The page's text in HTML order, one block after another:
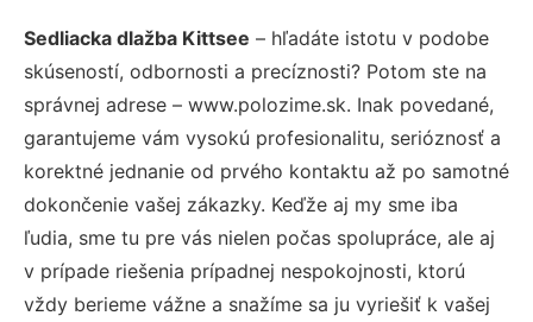
Sedliacka dlažba Kittsee – hľadáte istotu v podobe
skúseností, odbornosti a precíznosti? Potom ste na
správnej adrese – www.polozime.sk. Inak povedané,
garantujeme vám vysokú profesionalitu, serióznosť a
korektné jednanie od prvého kontaktu až po samotné
dokončenie vašej zákazky. Keďže aj my sme iba
ľudia, sme tu pre vás nielen počas spolupráce, ale aj
v prípade riešenia prípadnej nespokojnosti, ktorú
vždy berieme vážne a snažíme sa ju vyriešiť k vašej